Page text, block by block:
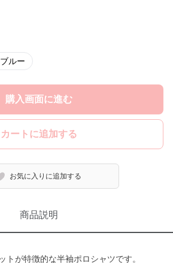
ルー
購入画面に進む
カートに追加する
お気に入りに追加する
商品説明
トが特徴的な半袖ポロシャツです。